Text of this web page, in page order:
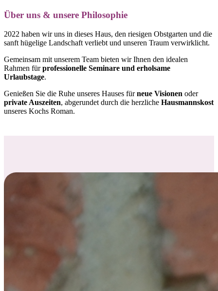
Über uns & unsere Philosophie
2022 haben wir uns in dieses Haus, den riesigen Obstgarten und die
sanft hügelige Landschaft verliebt und unseren Traum verwirklicht.
Gemeinsam mit unserem Team bieten wir Ihnen den idealen
Rahmen fürprofessionelle Seminare und erholsame
Urlaubstage.
Genießen Sie die Ruhe unseres Hauses fürneue Visionen oder
private Auszeiten, abgerundet durch die herzliche Hausmannskost
unseres Kochs Roman.